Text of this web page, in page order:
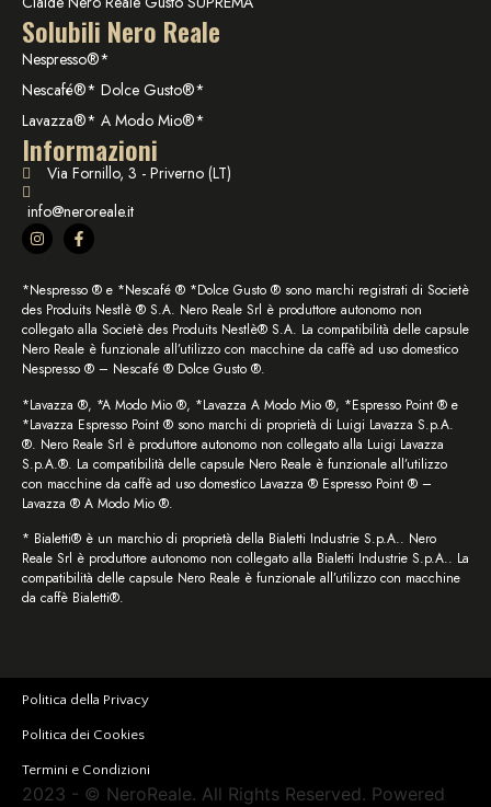
Solubili Nero Reale
Nespresso®*
Nescafé®* Dolce Gusto®*
Lavazza®* A Modo Mio®*
Informazioni
Via Fornillo, 3 - Priverno (LT)
info@neroreale.it
*Nespresso ® e *Nescafé ® *Dolce Gusto ® sono marchi registrati di Societè
des Produits Nestlè ® S.A. Nero Reale Srl è produttore autonomo non
collegato alla Societè des Produits Nestlè® S.A. La compatibilità delle capsule
Nero Reale è funzionale all’utilizzo con macchine da caffè ad uso domestico
Nespresso ® – Nescafé ® Dolce Gusto ®.
*Lavazza ®, *A Modo Mio ®, *Lavazza A Modo Mio ®, *Espresso Point ® e
*Lavazza Espresso Point ® sono marchi di proprietà di Luigi Lavazza S.p.A.
®. Nero Reale Srl è produttore autonomo non collegato alla Luigi Lavazza
S.p.A.®. La compatibilità delle capsule Nero Reale è funzionale all’utilizzo
con macchine da caffè ad uso domestico Lavazza ® Espresso Point ® –
Lavazza ® A Modo Mio ®.
* Bialetti® è un marchio di proprietà della Bialetti Industrie S.p.A.. Nero
Reale Srl è produttore autonomo non collegato alla Bialetti Industrie S.p.A.. La
compatibilità delle capsule Nero Reale è funzionale all’utilizzo con macchine
da caffè Bialetti®.
2023 - © NeroReale. All Rights Reserved. Powered
Politica della Privacy
Politica dei Cookies
Termini e Condizioni